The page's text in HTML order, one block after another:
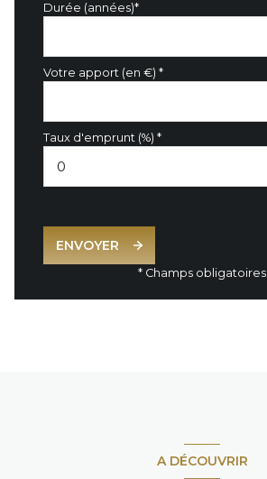
Durée (années)*
Votre apport (en €) *
Taux d'emprunt (%) *
ENVOYER
* Champs obligatoires
A DÉCOUVRIR